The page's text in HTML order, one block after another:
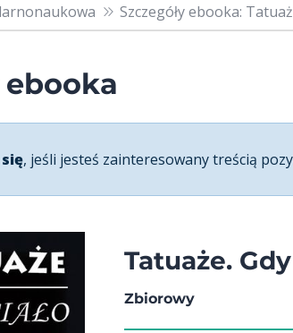
Szczegóły ebooka:
ebooka
, jeśli jesteś zainteresowany treścią
Tatuaże.
Zbiorowy